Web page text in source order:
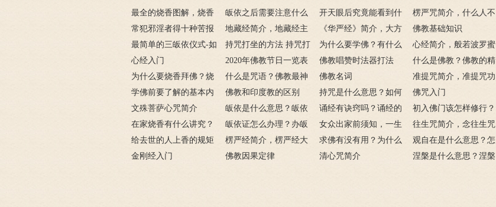
最全的烧香图解，烧香
有何含义与讲究？
皈依之后需要注意什么
吗 皈依佛门后的注意事
项
开天眼后究竟能看到什
么？
楞严咒简介，什么人不
能念楞严咒？
常犯邪淫者得十种苦报
从婚后出轨事件看出的因
果报应
地藏经简介，地藏经主
要讲什么？
《华严经》简介，大方
广佛华严经讲什么？
佛教基础知识
最简单的三皈依仪式-如
何授三皈五戒居士仪轨
持咒打坐的方法 持咒打
坐的姿势图
为什么要学佛？有什么
用呢？
心经简介，般若波罗蜜
多心经内容介绍
心经入门 2020年佛教节日一览表 佛教唱赞时法器打法
什么是佛教？佛教的精
髓是什么？佛的定义
呢？
为什么要烧香拜佛？烧
香的含义是什么？
什么是咒语？佛教最神
奇的九个咒语
佛教名词
准提咒简介，准提咒功
德及妙用
学佛前要了解的基本内
容
佛教和印度教的区别
持咒是什么意思？如何
持咒？
佛咒入门
文殊菩萨心咒简介
皈依是什么意思？皈依
三宝又是什么意思？
诵经有诀窍吗？诵经的
十二条诀窍
初入佛门该怎样修行？
在家烧香有什么讲究？
一些禁忌千万不要触
碰！
皈依证怎么办理？办皈
依证后的忌讳是什么？
女众出家前须知，一生
只有一次出家机会
往生咒简介，念往生咒
要注意什么？
给去世的人上香的规矩
楞严经简介，楞严经大
致在讲什么？
求佛有没有用？为什么
说佛菩萨可以保佑人？
观自在是什么意思？怎
么理解？
金刚经入门 佛教因果定律 清心咒简介
涅槃是什么意思？涅槃